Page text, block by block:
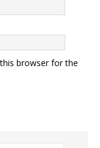
browser for the